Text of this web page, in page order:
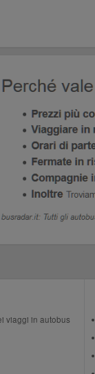
viaggi in autobus